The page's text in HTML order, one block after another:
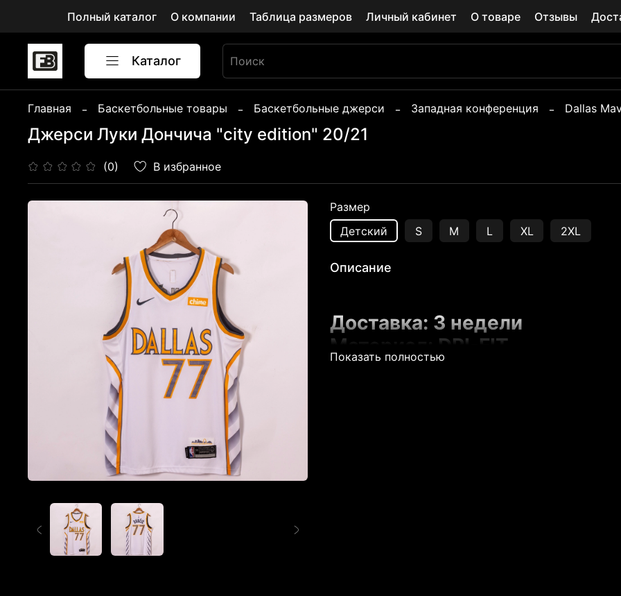
Полный каталог О компании Таблица размеров Личный кабинет О товаре Отзывы
Каталог
Главная Баскетбольные товары Баскетбольные джерси Западная конференция Dallas
Джерси Луки Дончича "city edition" 20/21
(0) В избранное
Размер
Детский
S M L XL 2XL
Описание
Доставка: 3 недели
Материал: DRI-FIT
Нашивка надписей и
Показать полностью